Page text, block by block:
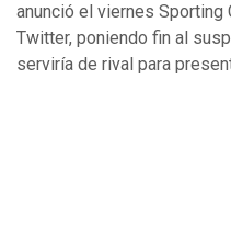
anunció el viernes
Twitter, poniendo fin al
serviría de rival para